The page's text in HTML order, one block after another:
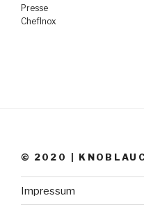
Presse
ChefInox
© 2020 |
Impressum